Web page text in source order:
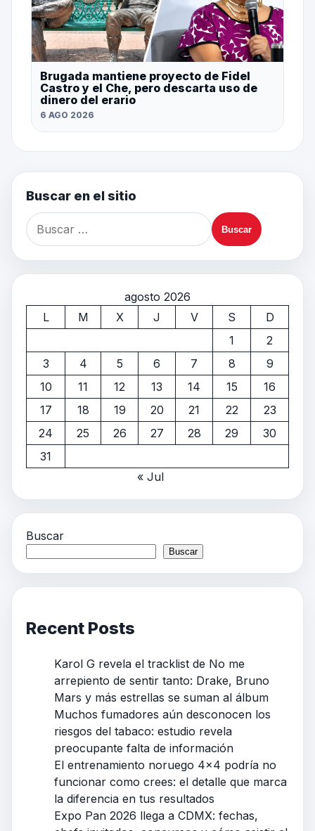
Brugada mantiene proyecto de Fidel
Castro y el Che, pero descarta uso de
dinero del erario
6 AGO 2026
Buscar en el sitio
agosto 2026
L
M X J V S
D
1
2
3
4 5 6 7 8
9
10
11 12 13 14 15
16
17
18 19 20 21 22
23
24
25 26 27 28 29
30
31
« Jul
Buscar
Buscar
Recent Posts
Karol G revela el tracklist de No me
arrepiento de sentir tanto: Drake, Bruno
Mars y más estrellas se suman al álbum
Muchos fumadores aún desconocen los
riesgos del tabaco: estudio revela
preocupante falta de información
El entrenamiento noruego 4×4 podría no
funcionar como crees: el detalle que marca
la diferencia en tus resultados
Expo Pan 2026 llega a CDMX: fechas,